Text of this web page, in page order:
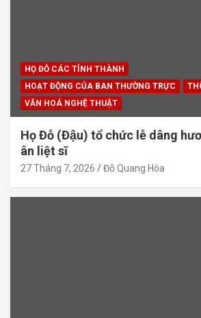
HỌ ĐỖ CÁC TỈNH THÀNH
HOẠT ĐỘNG CỦA BAN THƯỜNG TRỰC
VĂN HOÁ NGHỆ THUẬT
Họ Đỗ (Đậu) tổ chức lễ dâng
ân liệt sĩ
27 Tháng 7, 2026 Đỗ Quang Hòa